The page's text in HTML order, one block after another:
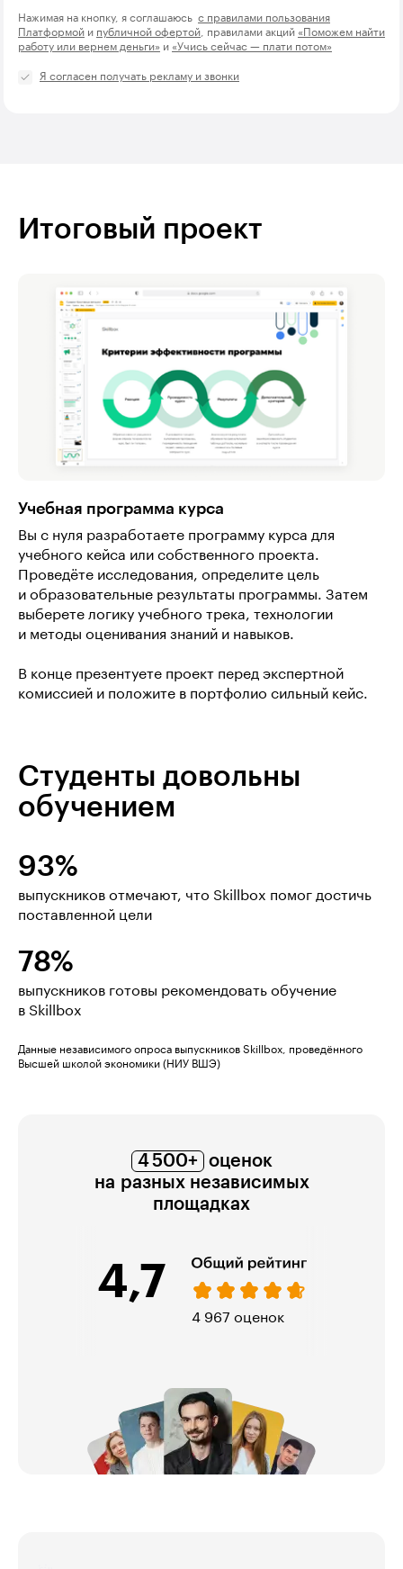
Нажимая на кнопку, я соглашаюсь с правилами пользования
Платформой и публичной офертой , правилами акций «Поможем найти
работу или вернем деньги» и «Учись сейчас — плати потом»
Я согласен получать рекламу и звонки
Итоговый проект
Учебная программа курса
Вы с нуля разработаете программу курса для
учебного кейса или собственного проекта.
Проведёте исследования, определите цель
и образовательные результаты программы. Затем
выберете логику учебного трека, технологии
и методы оценивания знаний и навыков.
В конце презентуете проект перед экспертной
комиссией и положите в портфолио сильный кейс.
Студенты довольны
обучением
93%
выпускников отмечают, что Skillbox помог достичь
поставленной цели
78%
выпускников готовы рекомендовать обучение
в Skillbox
Данные независимого опроса выпускников Skillbox, проведённого
Высшей школой экономики (НИУ ВШЭ)
4 500+ оценок
на разных независимых
площадках
4,7
974 оценки